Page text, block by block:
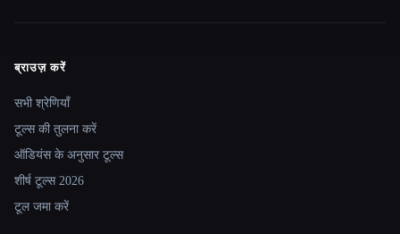
Site navigation
ब्राउज़ करें
सभी श्रेणियाँ
टूल्स की तुलना करें
ऑडियंस के अनुसार टूल्स
शीर्ष टूल्स 2026
टूल जमा करें